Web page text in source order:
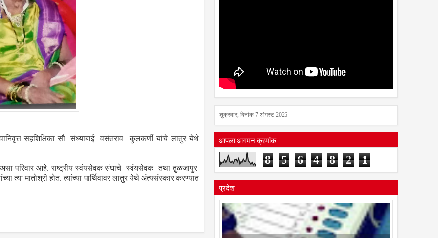
सहशिक्षिका सौ. संध्याबाई वसंतराव कुलकर्णी यांचे लातुर येथे
असा परिवार आहे. राष्ट्रीय स्वंयसेवक संघाचे स्वंयसेवक तथा तुळजापुर
त्या मातोश्री होत. त्यांच्या पार्थिवावर लातुर येथे अंत्यसंस्कार करण्यात
शुक्रवार, दिनांक 7 ऑगस्ट 2026
आपला आगमन क्रमांक
8 5 6 4 8 2 1
प्रदेश